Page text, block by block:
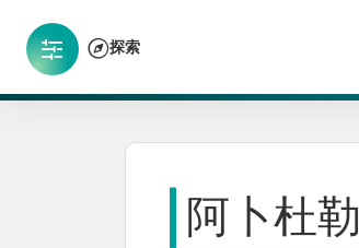
探索
阿卜杜